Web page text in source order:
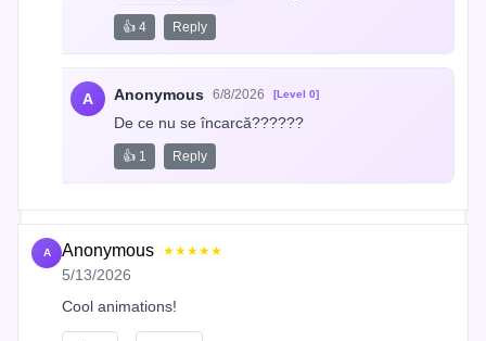
👍 4 Reply
A Anonymous 6/8/2026 [Level 0]
De ce nu se încarcă??????
👍 1 Reply
A Anonymous ★★★★★
5/13/2026
Cool animations!